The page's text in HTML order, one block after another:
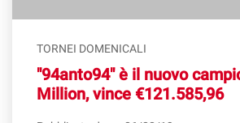
TORNEI DOMENICALI
"94anto94" è il nuovo
Million, vince €121.585,96